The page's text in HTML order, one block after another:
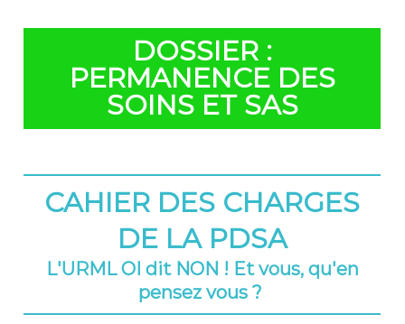
DOSSIER :
PERMANENCE DES
SOINS ET SAS
CAHIER DES CHARGES
DE LA PDSA
L'URML OI dit NON ! Et vous, qu'en
pensez vous ?